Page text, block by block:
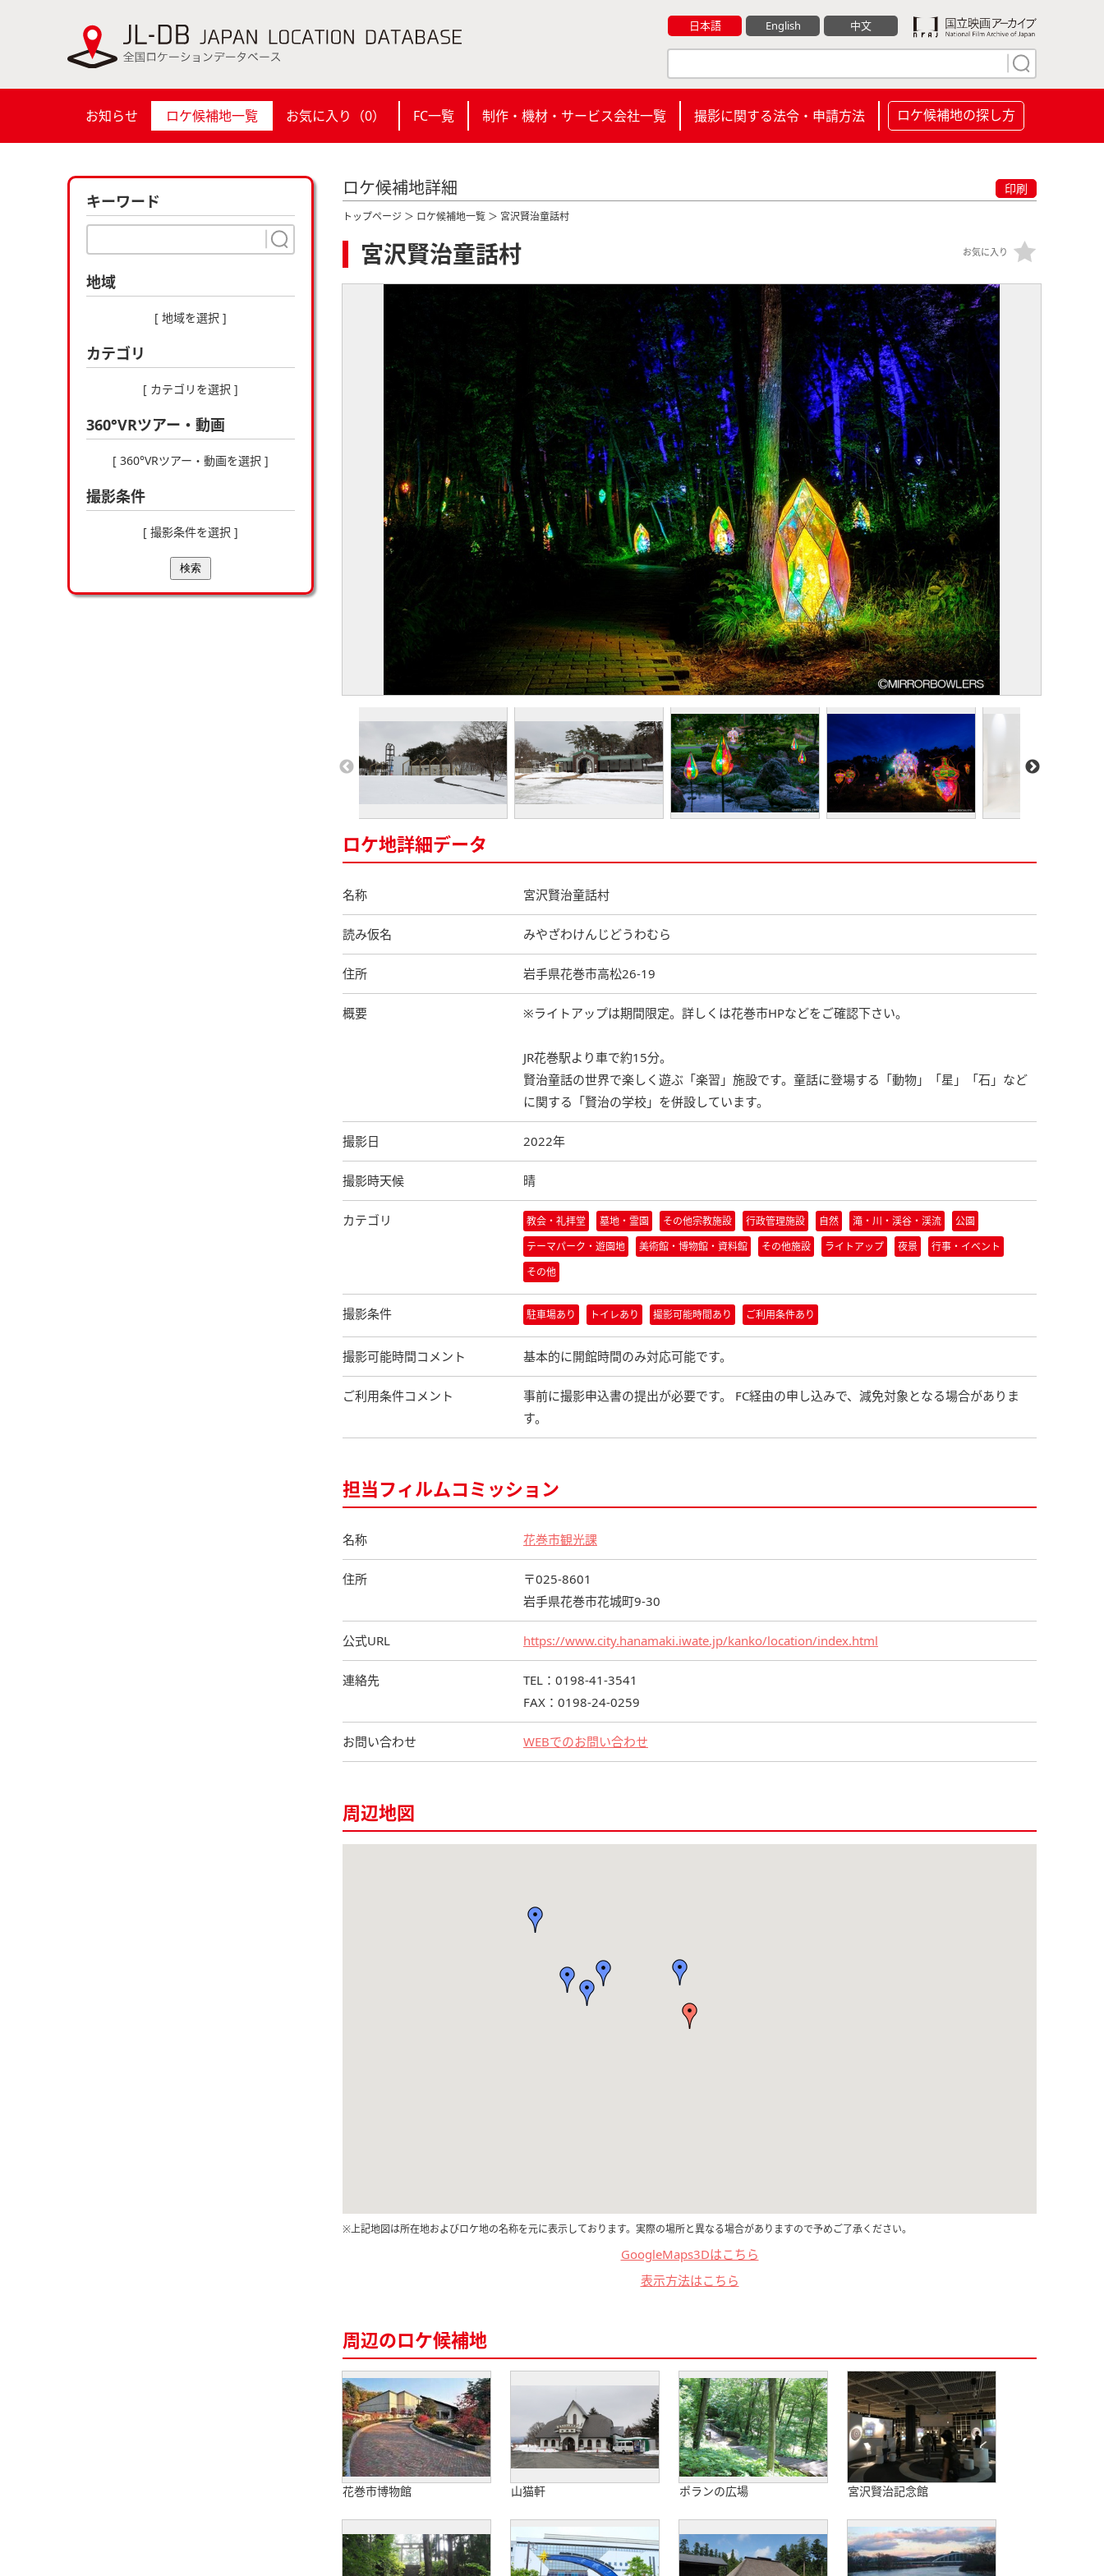
日本語 English 中文
お知らせ ロケ候補地一覧 お気に入り（0） FC一覧 制作・機材・サービス会社一覧 撮影に関する法令・申請方法 ロケ候補地の探し方
キーワード
地域
[ 地域を選択 ]
カテゴリ
[ カテゴリを選択 ]
360°VRツアー・動画
[ 360°VRツアー・動画を選択 ]
撮影条件
[ 撮影条件を選択 ]
検索
ロケ候補地詳細 印刷
トップページ ＞ ロケ候補地一覧 ＞ 宮沢賢治童話村
宮沢賢治童話村 お気に入り
ロケ地詳細データ
名称 宮沢賢治童話村
読み仮名 みやざわけんじどうわむら
住所 岩手県花巻市高松26-19
概要 ※ライトアップは期間限定。詳しくは花巻市HPなどをご確認下さい。
JR花巻駅より車で約15分。
賢治童話の世界で楽しく遊ぶ「楽習」施設です。童話に登場する「動物」「星」「石」など
に関する「賢治の学校」を併設しています。
撮影日 2022年
撮影時天候 晴
カテゴリ 教会・礼拝堂 墓地・霊園 その他宗教施設 行政管理施設 自然 滝・川・渓谷・渓流
公園
テーマパーク・遊園地
美術館・博物館・資料館 その他施設 ライトアップ 夜景
行事・イベント
その他
撮影条件 駐車場あり トイレあり 撮影可能時間あり ご利用条件あり
撮影可能時間コメント 基本的に開館時間のみ対応可能です。
ご利用条件コメント
事前に撮影申込書の提出が必要です。 FC経由の申し込みで、減免対象となる場合がありま
す。
担当フィルムコミッション
名称 花巻市観光課
住所
〒025-8601
岩手県花巻市花城町9-30
公式URL https://www.city.hanamaki.iwate.jp/kanko/location/index.html
連絡先
TEL：0198-41-3541
FAX：0198-24-0259
お問い合わせ WEBでのお問い合わせ
周辺地図
※上記地図は所在地およびロケ地の名称を元に表示しております。実際の場所と異なる場合がありますので予めご了承ください。
GoogleMaps3Dはこちら
表示方法はこちら
周辺のロケ候補地
花巻市博物館 山猫軒 ポランの広場 宮沢賢治記念館